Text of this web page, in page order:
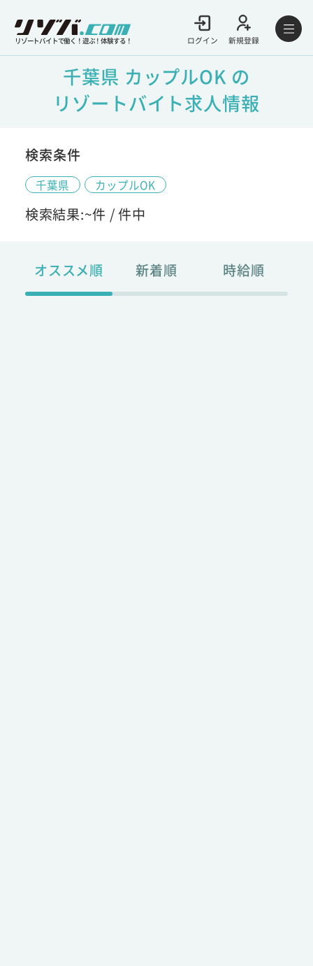
リゾートバイトで働く！遊ぶ！体験する！ ログイン 新規登録
千葉県 カップルOK の
リゾートバイト求人情報
検索条件
千葉県 カップルOK
検索結果:~件 /件中
オススメ順 新着順 時給順